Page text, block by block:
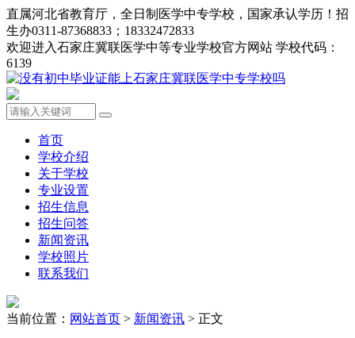
直属河北省教育厅，全日制医学中专学校，国家承认学历！招
生办0311-87368833；18332472833
欢迎进入石家庄冀联医学中等专业学校官方网站 学校代码：
6139
首页
学校介绍
关于学校
专业设置
招生信息
招生问答
新闻资讯
学校照片
联系我们
当前位置： 网站首页 > 新闻资讯 > 正文